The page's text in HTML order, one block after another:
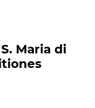
Maria di